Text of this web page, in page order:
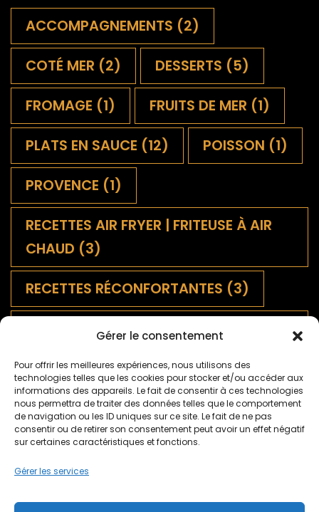
Gérer le consentement
Pour offrir les meilleures expériences, nous utilisons des
technologies telles que les cookies pour stocker et/ou accéder aux
informations des appareils. Le fait de consentir à ces technologies
nous permettra de traiter des données telles que le comportement
de navigation ou les ID uniques sur ce site. Le fait de ne pas
consentir ou de retirer son consentement peut avoir un effet négatif
sur certaines caractéristiques et fonctions.
Gérer les services
ACCOMPAGNEMENTS (2)
COTÉ MER (2) DESSERTS (5)
FROMAGE (1) FRUITS DE MER (1)
PLATS EN SAUCE (12) POISSON (1)
PROVENCE (1)
RECETTES AIR FRYER | FRITEUSE À AIR
CHAUD (3)
RECETTES RÉCONFORTANTES (3)
SALADES FRANÇAISES
SAUCES(1)
TARTES SALÉES ET QUICHES(5)
TARTES SUCRÉES